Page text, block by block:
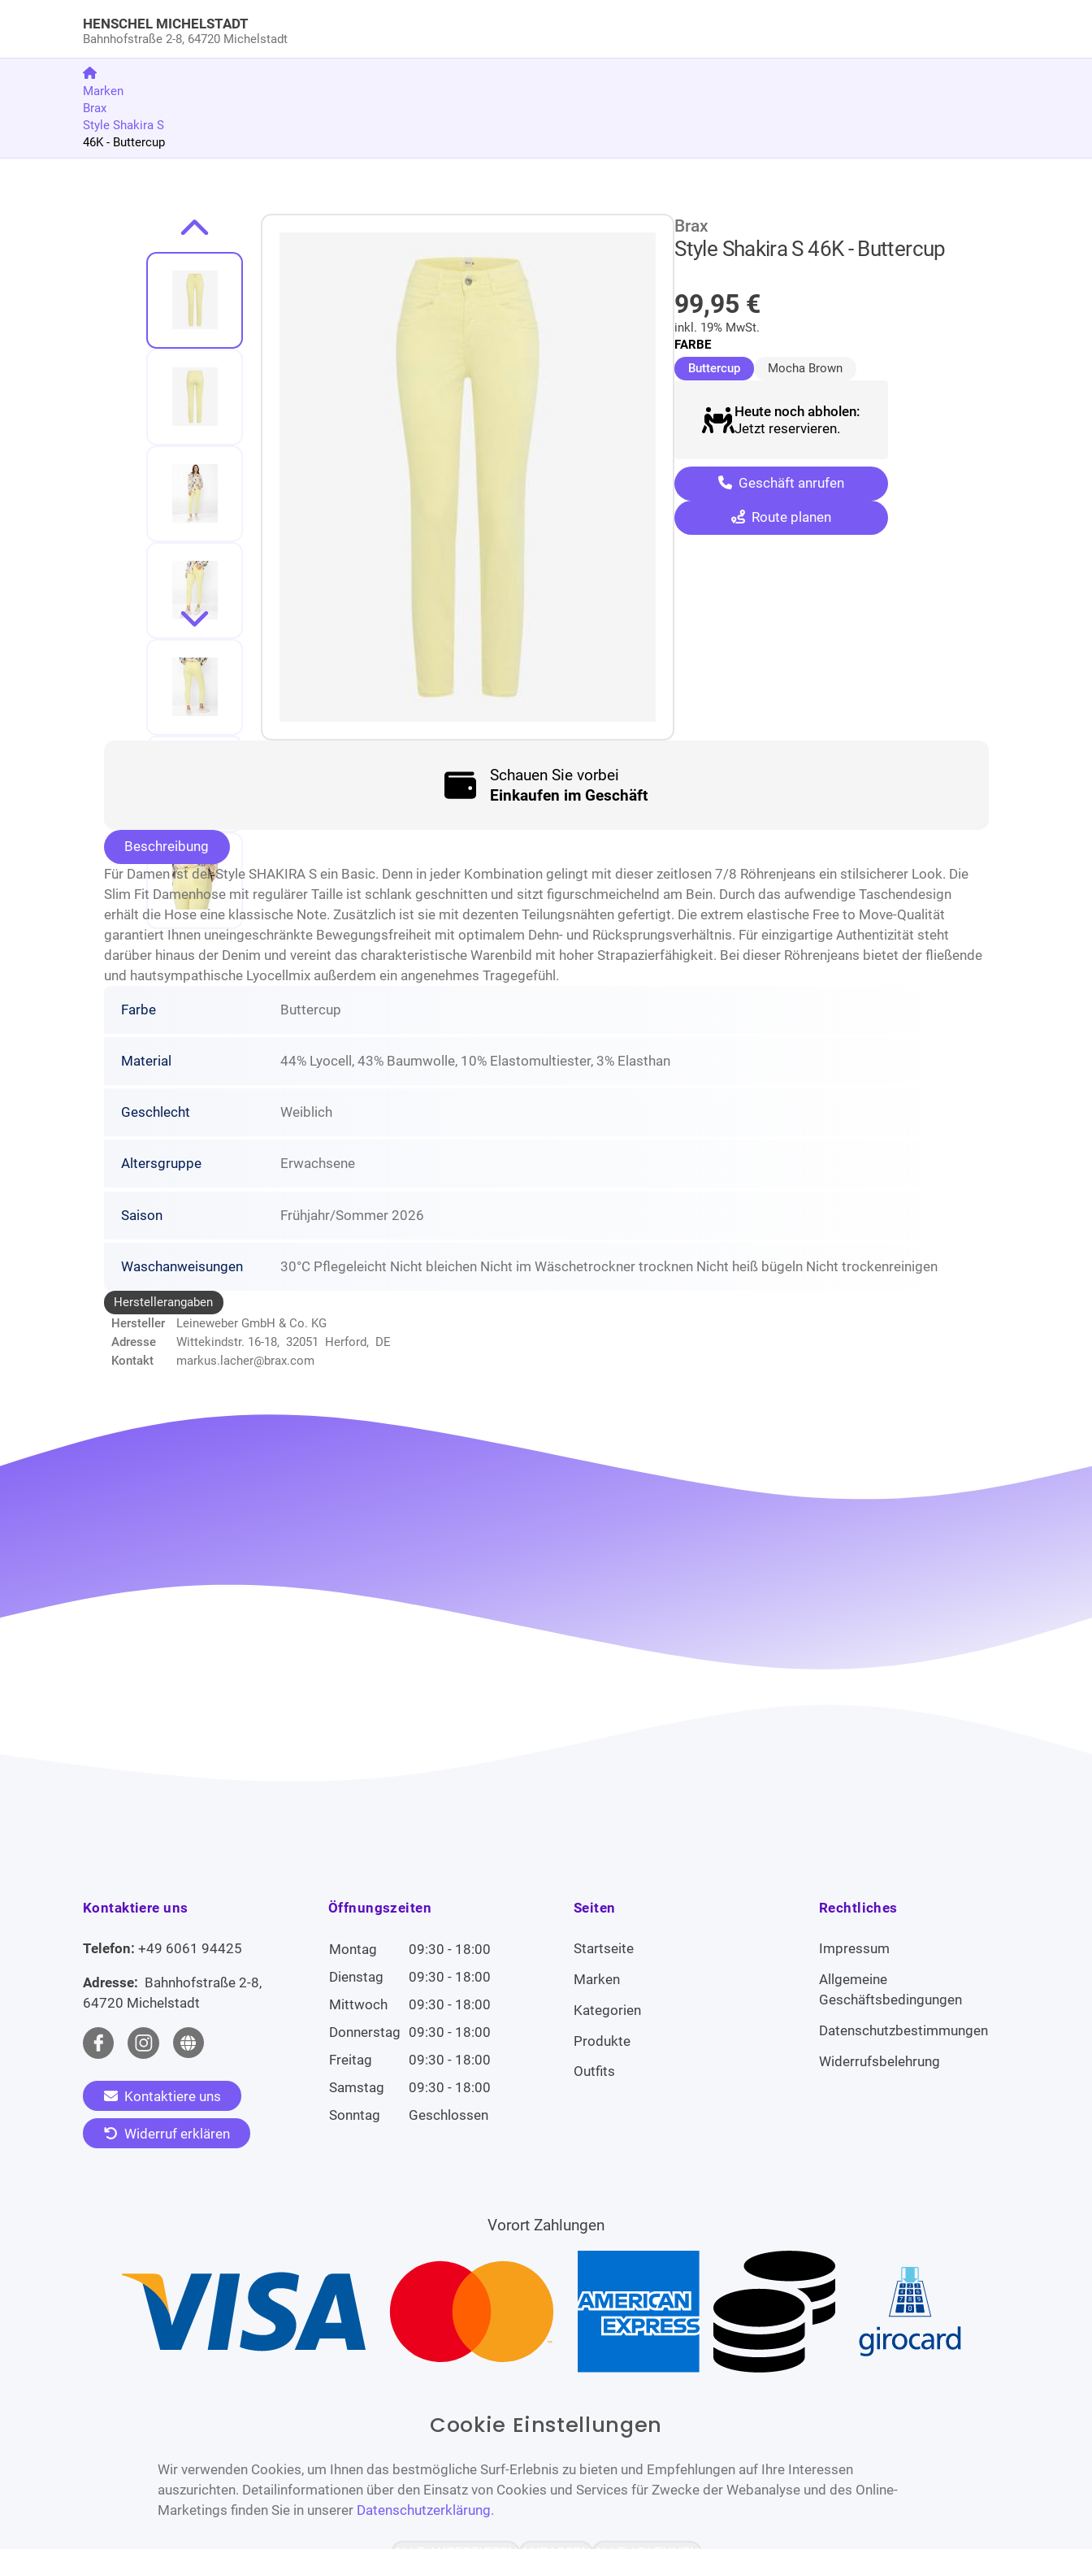
HENSCHEL MICHELSTADT
Bahnhofstraße 2-8, 64720 Michelstadt
Marken
Brax
Style Shakira S
46K - Buttercup
Zur Produktbeschreibung springen Brax
Style Shakira S 46K - Buttercup
99,95 €
inkl. 19% MwSt.
FARBE
Buttercup(ausgewählt)
Mocha Brown
Heute noch abholen:
Jetzt reservieren.
Geschäft anrufen
Route planen
Schauen Sie vorbei
Einkaufen im Geschäft
Beschreibung
Für Damen ist der Style SHAKIRA S ein Basic. Denn in jeder Kombination gelingt mit dieser zeitlosen 7/8 Röhrenjeans ein stilsicherer Look. Die
Slim Fit Damenhose mit regulärer Taille ist schlank geschnitten und sitzt figurschmeichelnd am Bein. Durch das aufwendige Taschendesign
erhält die Hose eine klassische Note. Zusätzlich ist sie mit dezenten Teilungsnähten gefertigt. Die extrem elastische Free to Move-Qualität
garantiert Ihnen uneingeschränkte Bewegungsfreiheit mit optimalem Dehn- und Rücksprungsverhältnis. Für einzigartige Authentizität steht
darüber hinaus der Denim und vereint das charakteristische Warenbild mit hoher Strapazierfähigkeit. Bei dieser Röhrenjeans bietet der fließende
und hautsympathische Lyocellmix außerdem ein angenehmes Tragegefühl.
Farbe Buttercup
Material 44% Lyocell, 43% Baumwolle, 10% Elastomultiester, 3% Elasthan
Geschlecht Weiblich
Altersgruppe Erwachsene
Saison Frühjahr/Sommer 2026
Waschanweisungen 30°C Pflegeleicht Nicht bleichen Nicht im Wäschetrockner trocknen Nicht heiß bügeln Nicht trockenreinigen
Herstellerangaben
Hersteller
Leineweber GmbH & Co. KG
Adresse
Wittekindstr. 16-18, 32051 Herford, DE
Kontakt
markus.lacher@brax.com
Kontaktiere uns
Telefon: +49 6061 94425
Adresse: Bahnhofstraße 2-8,
64720 Michelstadt
Kontaktiere uns
Widerruf erklären
Öffnungszeiten
Montag
09:30 - 18:00
Dienstag
09:30 - 18:00
Mittwoch
09:30 - 18:00
Donnerstag 09:30 - 18:00
Freitag
09:30 - 18:00
Samstag
09:30 - 18:00
Sonntag
Geschlossen
Seiten
Startseite
Marken
Kategorien
Produkte
Outfits
Rechtliches
Impressum
Allgemeine
Geschäftsbedingungen
Datenschutzbestimmungen
Widerrufsbelehrung
Vorort Zahlungen
Cookie Einstellungen
Wir verwenden Cookies, um Ihnen das bestmögliche Surf-Erlebnis zu bieten und Empfehlungen auf Ihre Interessen
auszurichten. Detailinformationen über den Einsatz von Cookies und Services für Zwecke der Webanalyse und des Online-
Marketings finden Sie in unserer Datenschutzerklärung.